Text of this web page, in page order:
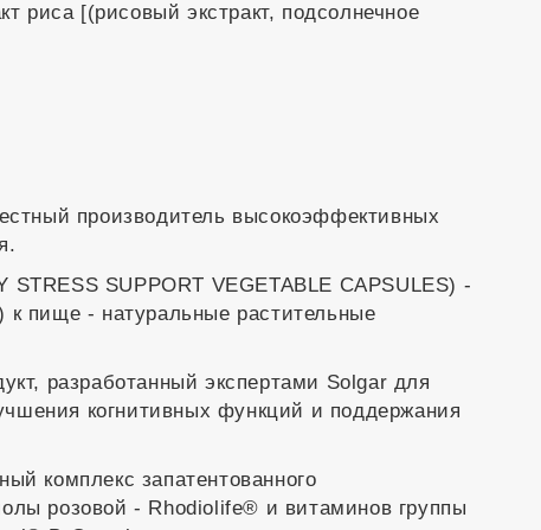
риса [(рисовый экстракт, подсолнечное
производитель высокоэффективных
SUPPORT VEGETABLE CAPSULES) -
к пище - натуральные растительные
разработанный экспертами Solgar для
когнитивных функций и поддержания
комплекс запатентованного
розовой - Rhodiolife® и витаминов группы